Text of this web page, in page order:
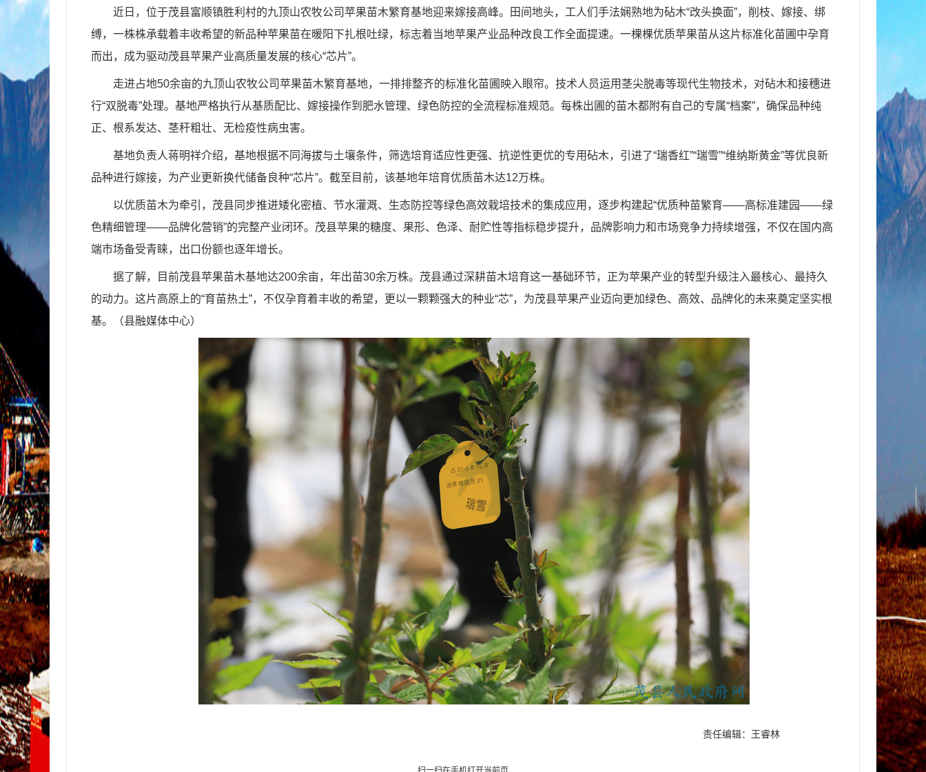
近日，位于茂县富顺镇胜利村的九顶山农牧公司苹果苗木繁育基地迎来嫁接高峰。田间地头，工人们手法娴熟地为砧木“改头换面”，削枝、嫁接、绑
缚，一株株承载着丰收希望的新品种苹果苗在暖阳下扎根吐绿，标志着当地苹果产业品种改良工作全面提速。一棵棵优质苹果苗从这片标准化苗圃中孕育
而出，成为驱动茂县苹果产业高质量发展的核心“芯片”。
走进占地50余亩的九顶山农牧公司苹果苗木繁育基地，一排排整齐的标准化苗圃映入眼帘。技术人员运用茎尖脱毒等现代生物技术，对砧木和接穗进
行“双脱毒”处理。基地严格执行从基质配比、嫁接操作到肥水管理、绿色防控的全流程标准规范。每株出圃的苗木都附有自己的专属“档案”，确保品种纯
正、根系发达、茎秆粗壮、无检疫性病虫害。
基地负责人蒋明祥介绍，基地根据不同海拔与土壤条件，筛选培育适应性更强、抗逆性更优的专用砧木，引进了“瑞香红”“瑞雪”“维纳斯黄金”等优良新
品种进行嫁接，为产业更新换代储备良种“芯片”。截至目前，该基地年培育优质苗木达12万株。
以优质苗木为牵引，茂县同步推进矮化密植、节水灌溉、生态防控等绿色高效栽培技术的集成应用，逐步构建起“优质种苗繁育——高标准建园——绿
色精细管理——品牌化营销”的完整产业闭环。茂县苹果的糖度、果形、色泽、耐贮性等指标稳步提升，品牌影响力和市场竞争力持续增强，不仅在国内高
端市场备受青睐，出口份额也逐年增长。
据了解，目前茂县苹果苗木基地达200余亩，年出苗30余万株。茂县通过深耕苗木培育这一基础环节，正为苹果产业的转型升级注入最核心、最持久
的动力。这片高原上的“育苗热土”，不仅孕育着丰收的希望，更以一颗颗强大的种业“芯”，为茂县苹果产业迈向更加绿色、高效、品牌化的未来奠定坚实根
基。（县融媒体中心）
责任编辑：王睿林